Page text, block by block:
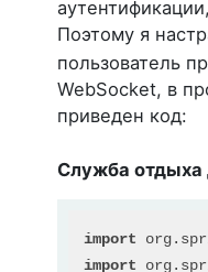
Поэтому я
пользователь
WebSocket, в
приведен код:
Служба отдыха
import
import